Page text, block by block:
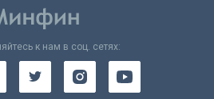
к нам в соц. сетях: